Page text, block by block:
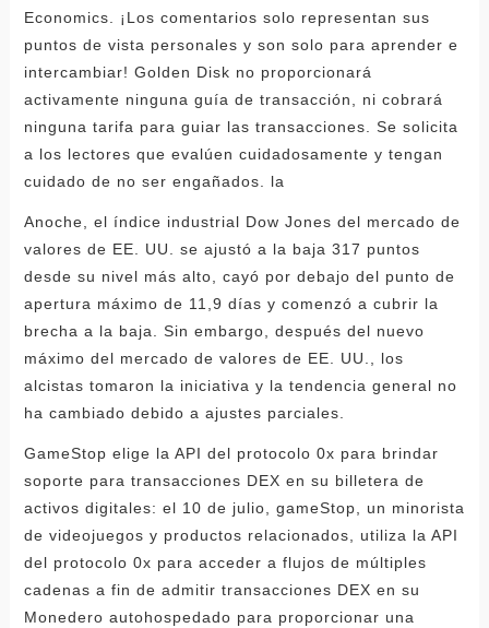
Economics. ¡Los comentarios solo representan sus
puntos de vista personales y son solo para aprender e
intercambiar! Golden Disk no proporcionará
activamente ninguna guía de transacción, ni cobrará
ninguna tarifa para guiar las transacciones. Se solicita
a los lectores que evalúen cuidadosamente y tengan
cuidado de no ser engañados. la
Anoche, el índice industrial Dow Jones del mercado de
valores de EE. UU. se ajustó a la baja 317 puntos
desde su nivel más alto, cayó por debajo del punto de
apertura máximo de 11,9 días y comenzó a cubrir la
brecha a la baja. Sin embargo, después del nuevo
máximo del mercado de valores de EE. UU., los
alcistas tomaron la iniciativa y la tendencia general no
ha cambiado debido a ajustes parciales.
GameStop elige la API del protocolo 0x para brindar
soporte para transacciones DEX en su billetera de
activos digitales: el 10 de julio, gameStop, un minorista
de videojuegos y productos relacionados, utiliza la API
del protocolo 0x para acceder a flujos de múltiples
cadenas a fin de admitir transacciones DEX en su
Monedero autohospedado para proporcionar una